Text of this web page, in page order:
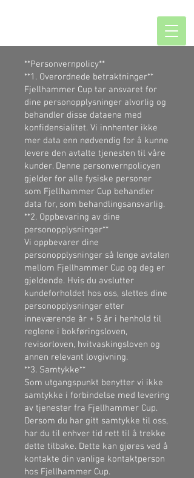
**Personvernpolicy**
**1. Overordnede betraktninger**
Fjellhammer Cup tar ansvaret for
dine personopplysninger alvorlig og
behandler disse dataene med
konfidensialitet. Vi innhenter ikke
mer data enn nødvendig for å kunne
levere den avtalte tjenesten til våre
kunder. Denne personvernpolicyen
gjelder for alle fysiske personer
som Fjellhammer Cup behandler
data for, som behandlingsansvarlig.
**2. Oppbevaring av dine
personopplysninger**
Vi oppbevarer dine
personopplysninger så lenge avtalen
mellom Fjellhammer Cup og deg er
gjeldende. Hvis du avslutter
kundeforholdet hos oss, slettes dine
personopplysninger etter
inneværende år + 5 år i henhold til
reglene i bokføringsloven,
revisorloven, hvitvaskingsloven og
annen relevant lovgivning.
**3. Samtykke**
Som utgangspunkt benytter vi ikke
samtykke i forbindelse med levering
av tjenester fra Fjellhammer Cup.
Dersom du har gitt samtykke til oss,
har du til enhver tid rett til å trekke
dette tilbake. Dette kan gjøres ved å
kontakte din vanlige kontaktperson
hos Fjellhammer Cup.